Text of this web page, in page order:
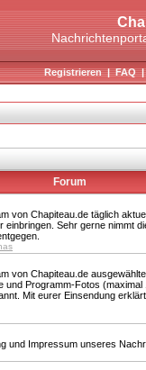
Registrieren|FAQ
Forum
von Chapiteau.de täglich
Sehr gerne nimmt
von Chapiteau.de
und Programm-Fotos
Mit eurer Einsendung
und Impressum unseres